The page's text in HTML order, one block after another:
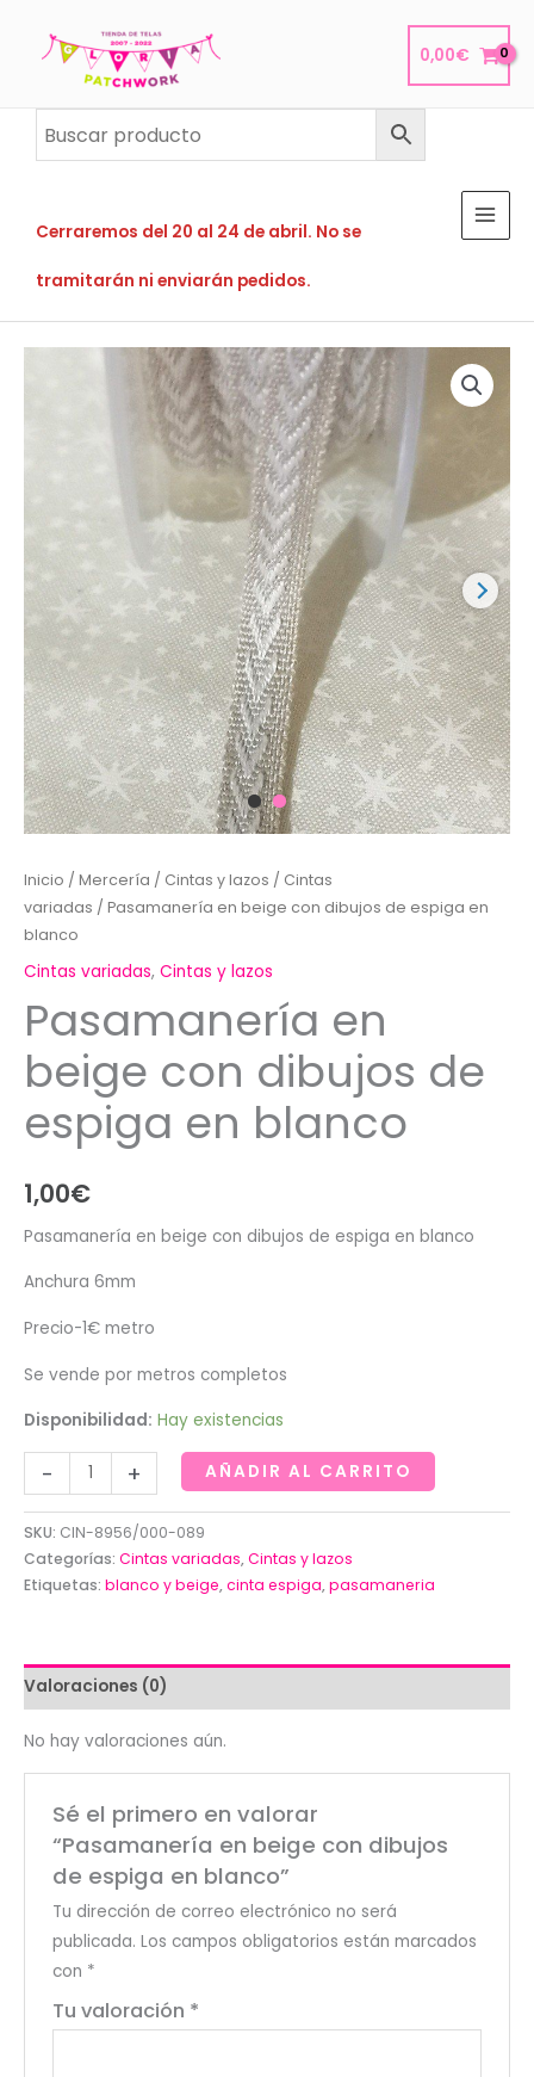
0,00€
Cerraremos del 20 al 24 de abril. No se
tramitarán ni enviarán pedidos.
Inicio / Mercería / Cintas y lazos / Cintas
variadas / Pasamanería en beige con dibujos de espiga en
blanco
Cintas variadas, Cintas y lazos
Pasamanería en
beige con dibujos de
espiga en blanco
1,00€
Pasamanería en beige con dibujos de espiga en blanco
Anchura 6mm
Precio-1€ metro
Se vende por metros completos
Disponibilidad: Hay existencias
-
Pasamanería
en
beige
con
dibujos
en
blanco
cantidad
+ AÑADIR AL CARRITO
SKU: CIN-8956/000-089
Categorías: Cintas variadas,Cintas y lazos
Etiquetas: blanco y beige,cinta espiga,pasamaneria
Valoraciones (0)
No hay valoraciones aún.
Sé el primero en valorar
“Pasamanería en beige con dibujos
de espiga en blanco”
Tu dirección de correo electrónico no será
publicada. Los campos obligatorios están marcados
con *
Tu valoración *